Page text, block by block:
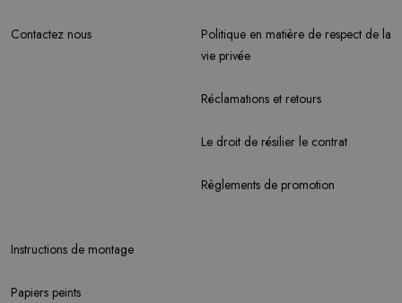
Contactez nous
Instructions de montage
Papiers peints
Politique en matière de respect de la
vie privée
Réclamations et retours
Le droit de résilier le contrat
Règlements de promotion